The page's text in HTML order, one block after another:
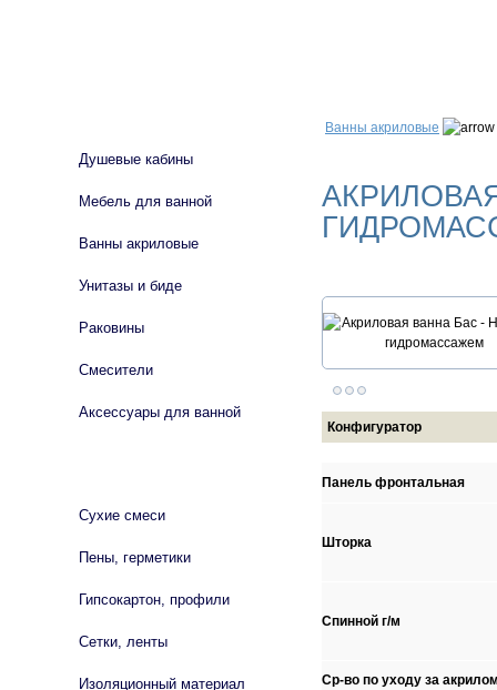
Ванны акриловые
Конфигуратор
Панель фронтальная
Шторка
Спинной г/м
Ср-во по уходу за
Душевые кабины
Мебель для ванной
Ванны акриловые
Унитазы и биде
Раковины
Смесители
Аксессуары для ванной
Сухие смеси
Пены, герметики
Гипсокартон, профили
Сетки, ленты
Изоляционный материал